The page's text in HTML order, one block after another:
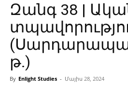
Զանգ 38 |
թ․)
By Enlight Studies - Մայիս 28, 2024